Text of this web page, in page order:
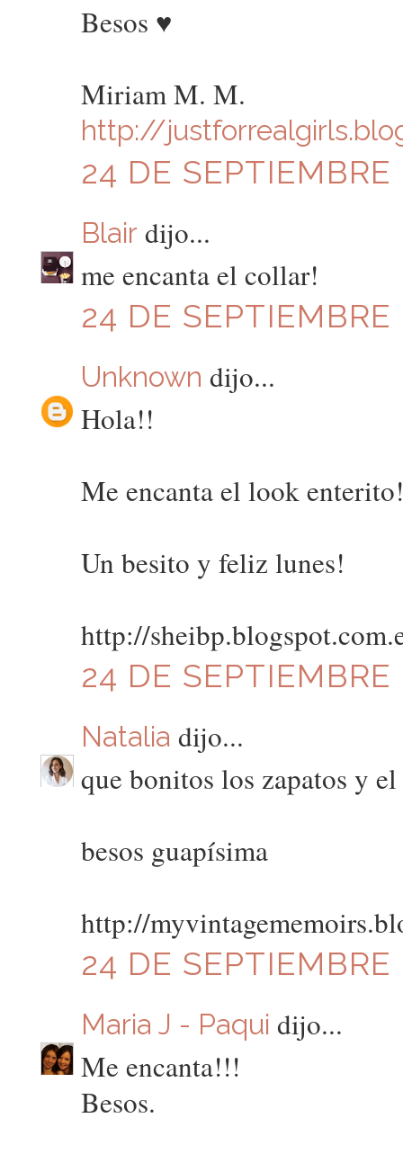
Besos ♥
Miriam M. M.
http://
24 DE
Blair dijo...
me encanta el collar!
24 DE
Unknown dijo...
Hola!!
Me encanta el look
Un besito y feliz lunes!
http://
24 DE
Natalia dijo...
que bonitos los zapatos y
besos guapísima
http://
24 DE
Maria J - Paqui dijo...
Me encanta!!!
Besos.